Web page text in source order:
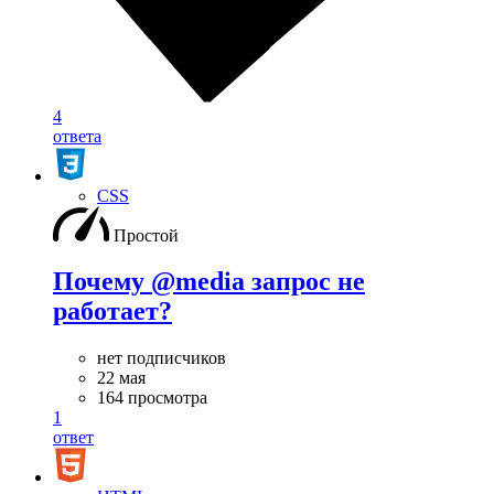
4
ответа
CSS
Простой
Почему @media запрос не
работает?
нет подписчиков
22 мая
164 просмотра
1
ответ